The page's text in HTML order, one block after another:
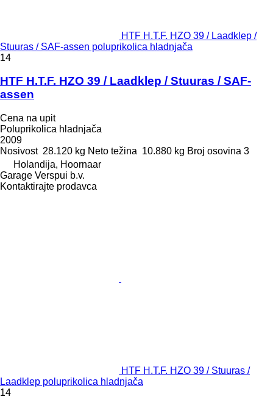
HTF H.T.F. HZO 39 / Laadklep /
Stuuras / SAF-assen poluprikolica hladnjača
14
HTF H.T.F. HZO 39 / Laadklep / Stuuras / SAF-
assen
Cena na upit
Poluprikolica hladnjača
2009
Nosivost 28.120 kg Neto težina 10.880 kg Broj osovina 3
Holandija, Hoornaar
Garage Verspui b.v.
Kontaktirajte prodavca
HTF H.T.F. HZO 39 / Stuuras /
Laadklep poluprikolica hladnjača
14